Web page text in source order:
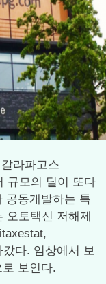
라파고스
규모의 딜이 또다
공동개발하는 특
오토택신 저해제
갔다. 임상에서 보
보인다.